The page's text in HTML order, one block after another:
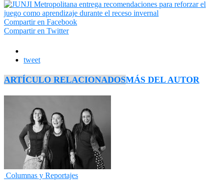
Compartir en Facebook
Compartir en Twitter
tweet
ARTÍCULO RELACIONADOSMÁS DEL AUTOR
Columnas y Reportajes